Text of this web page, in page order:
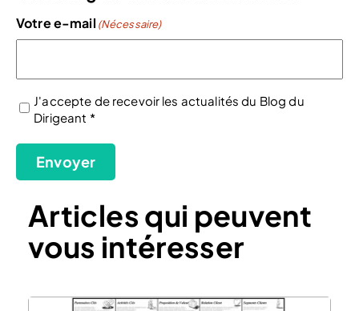
Votre e-mail (Nécessaire)
(Nécessaire)
J'accepte de recevoir les actualités du Blog du
Dirigeant *
Envoyer
Articles qui peuvent
vous intéresser